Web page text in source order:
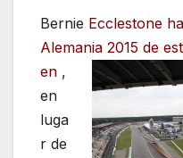
Bernie Ecclestone
Alemania 2015 de
en ,
en
luga
r de